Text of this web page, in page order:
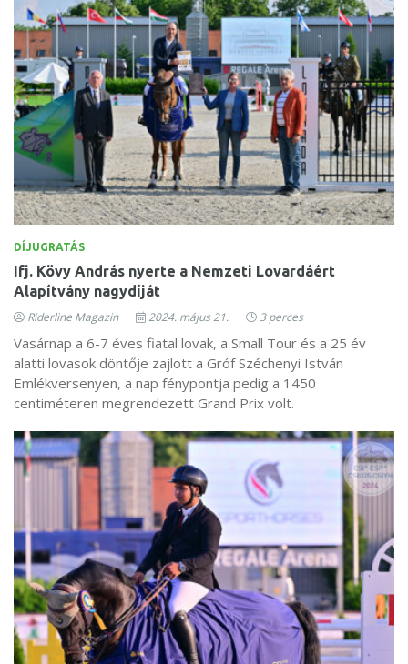
DÍJUGRATÁS
Ifj. Kövy András nyerte a Nemzeti Lovardáért
Alapítvány nagydíját
Riderline Magazin 2024. május 21. 3 perces
Vasárnap a 6-7 éves fiatal lovak, a Small Tour és a 25 év
alatti lovasok döntője zajlott a Gróf Széchenyi István
Emlékversenyen, a nap fénypontja pedig a 1450
centiméteren megrendezett Grand Prix volt.